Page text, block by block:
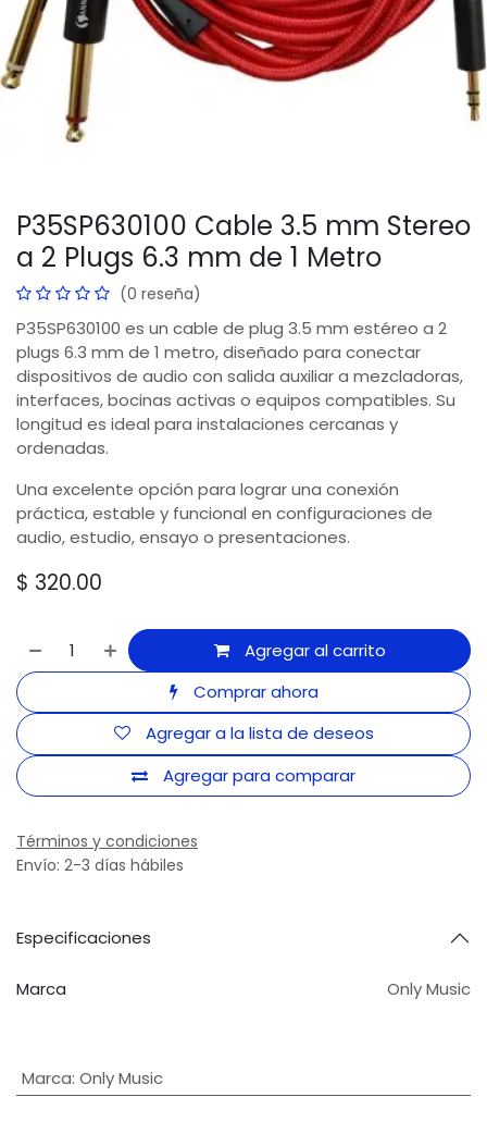
P35SP630100 Cable 3.5 mm Stereo
a 2 Plugs 6.3 mm de 1 Metro
(0 reseña)
P35SP630100 es un cable de plug 3.5 mm estéreo a 2
plugs 6.3 mm de 1 metro, diseñado para conectar
dispositivos de audio con salida auxiliar a mezcladoras,
interfaces, bocinas activas o equipos compatibles. Su
longitud es ideal para instalaciones cercanas y
ordenadas.
Una excelente opción para lograr una conexión
práctica, estable y funcional en configuraciones de
audio, estudio, ensayo o presentaciones.
$ 320.00
Agregar al carrito
Comprar ahora
Agregar para comparar
Agregar a la lista de deseos
Términos y condiciones
Envío: 2-3 días hábiles
Especificaciones
Marca Only Music
Marca: Only Music